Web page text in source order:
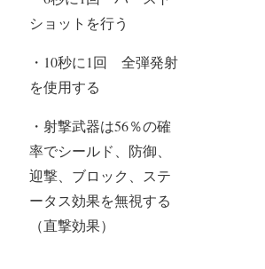
ショットを行う
・10秒に1回 全弾発射
を使用する
・射撃武器は56％の確
率でシールド、防御、
迎撃、ブロック、ステ
ータス効果を無視する
（直撃効果）